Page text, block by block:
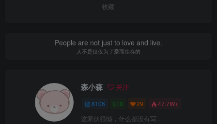
收藏
People are not just to love and live.
人不是仅仅为了爱而生存的
森小森 关注
8106 0 29 47.7W+
这家伙很懒，什么都没有写...